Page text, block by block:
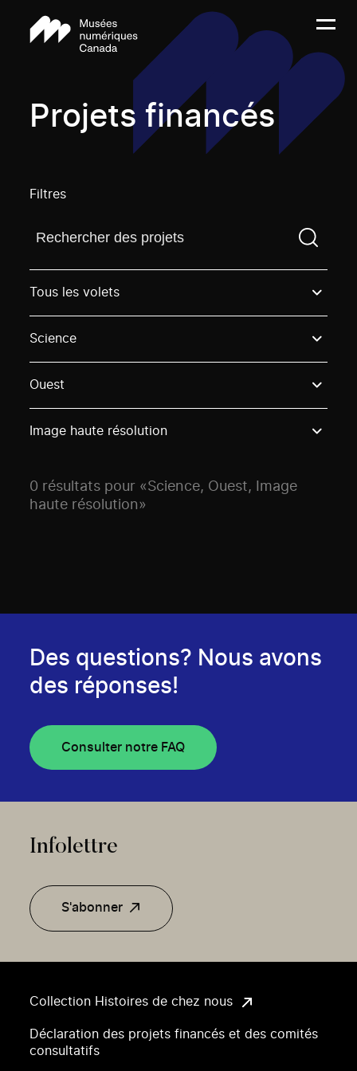
Projets financés
Filtres
Trouvez un projetVous devez saisir un terme de
Tous les volets
Science
Ouest
Image haute résolution
0 résultats pour «Science, Ouest, Image
haute résolution»
Collection Histoires de chez nous
Déclaration des projets financés et des comités
consultatifs
Des questions? Nous avons
des réponses!
Consulter notre FAQ
Infolettre
S'abonner